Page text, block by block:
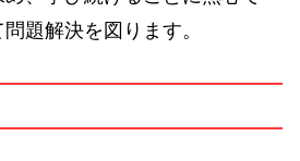
題解決を図ります。